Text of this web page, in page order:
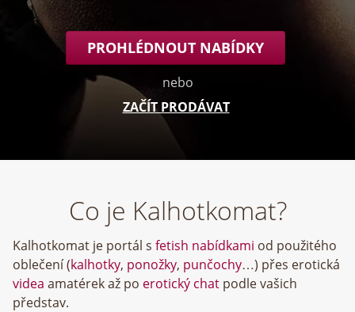
PROHLÉDNOUT NABÍDKY
nebo
ZAČÍT PRODÁVAT
Co je Kalhotkomat?
Kalhotkomat je portál s fetish nabídkami od použitého
oblečení (kalhotky, ponožky, punčochy…) přes erotická
videa amatérek až po erotický chat podle vašich
představ.